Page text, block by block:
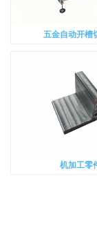
五金自动开槽
机加工零